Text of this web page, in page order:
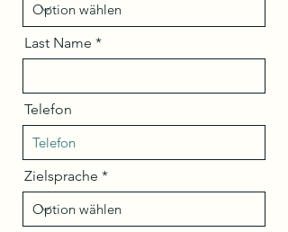
Last Name
Telefon
Zielsprache